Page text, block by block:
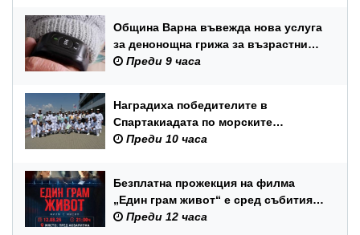
Община Варна въвежда нова услуга
за денонощна грижа за възрастни
хора и лица с трайни увреждания
Преди 9 часа
Наградиха победителите в
Спартакиадата по морските
спортове на Военноморските сили
Преди 10 часа
Безплатна прожекция на филма
„Един грам живот“ е сред събитията
за Международния ден на младежта
Преди 12 часа